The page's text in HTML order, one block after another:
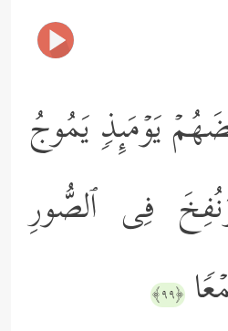
یَوۡمَىِٕذࣲ یَمُوجُ
فِی ٱلصُّورِ
﴿٩٩﴾